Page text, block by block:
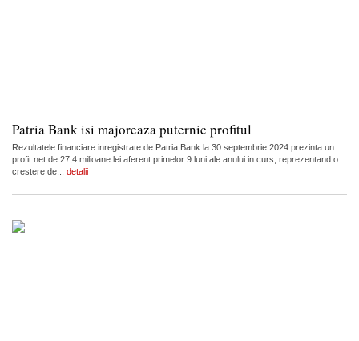
Patria Bank isi majoreaza puternic profitul
Rezultatele financiare inregistrate de Patria Bank la 30 septembrie 2024 prezinta un
profit net de 27,4 milioane lei aferent primelor 9 luni ale anului in curs, reprezentand o
crestere de... detalii